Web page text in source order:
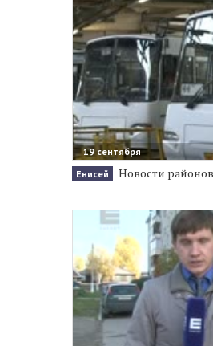
19 сентября
Енисей
Новости